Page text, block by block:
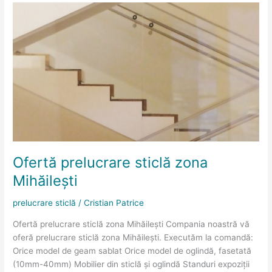
Ofertă prelucrare sticlă zona
Mihăileşti
prelucrare sticlă /Cristian Patrice
Ofertă prelucrare sticlă zona Mihăileşti Compania noastră vă
oferă prelucrare sticlă zona Mihăileşti. Executăm la comandă:
Orice model de geam sablat Orice model de oglindă, fasetată
(10mm-40mm) Mobilier din sticlă și oglindă Standuri expoziții
prelucrare
sticlă
zona
Mihăileşti